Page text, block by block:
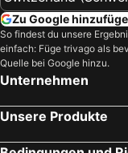
Zu Google
So findest du unsere
einfach: Füge trivago als
Quelle bei Google hinzu.
Unternehmen
Unsere Produkte